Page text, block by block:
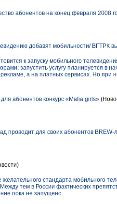
абонентов на конец февраля 2008
добавят мобильности/ ВГТРК
к запуску мобильного
запустить услугу планируется в
а на платных сервисах. Но при
абонентов конкурс «Mafia girls»
проводит для своих абонентов BREW-
желательного стандарта мобильного
тем в России фактических
пока не запущено.